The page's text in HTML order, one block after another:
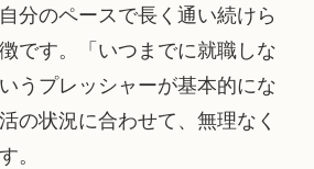
分のペースで長く通い続けら
です。「いつまでに就職しな
うプレッシャーが基本的にな
の状況に合わせて、無理なく
。